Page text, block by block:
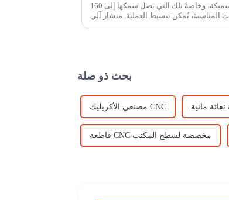
الفصل الأول: قد يكون قطع صفائح الألومنيوم السميكة، وخاصةً تلك التي يصل سمكها إلى 160
المناسبة، يُمكن تبسيط العملية. منشار آلي
بحث ذو صلة
مصنعي الأكريليك CNC
قاطعة CNC مخصصة لسطح المكتب